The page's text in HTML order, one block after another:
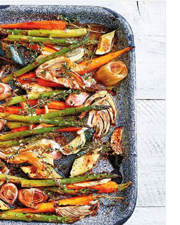
INLOGGEN
AANMELDEN
HOME
RECEPTEN
WEEKMENU'S
KOOKBOEKEN